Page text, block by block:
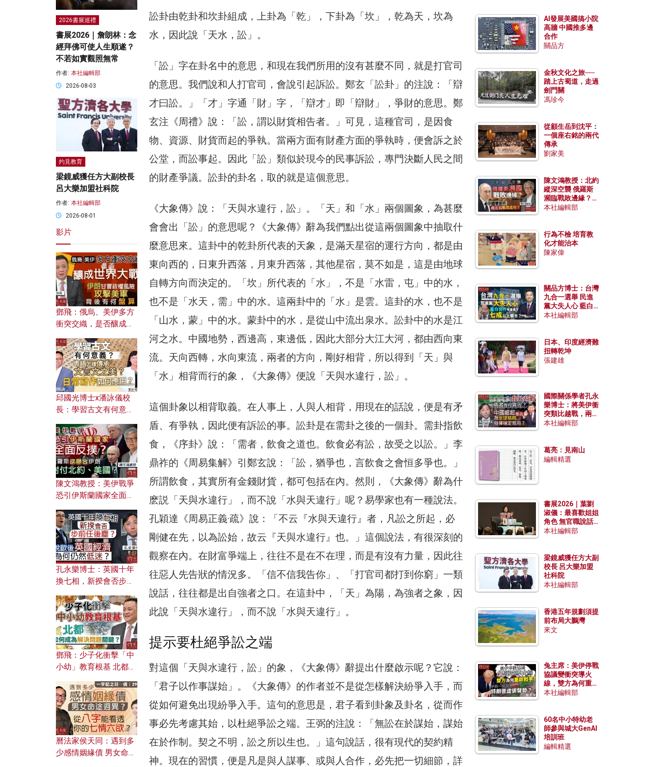
訟卦由乾卦和坎卦組成，上卦為「乾」，下卦為「坎」，乾為天，坎為
水，因此說「天水，訟」。
「訟」字在卦名中的意思，和現在我們所用的沒有甚麼不同，就是打官司
的意思。我們說和人打官司，會說引起訴訟。鄭玄「訟卦」的注說：「辯
才曰訟。」「才」字通「財」字，「辯才」即「辯財」，爭財的意思。鄭
玄注《周禮》說：「訟，謂以財貨相告者。」可見，這種官司，是因食
物、資源、財貨而起的爭執。當兩方面有財產方面的爭執時，便會訴之於
公堂，而訟事起。因此「訟」類似於現今的民事訴訟，專門決斷人民之間
的財產爭議。訟卦的卦名，取的就是這個意思。
《大象傳》說：「天與水違行，訟」。「天」和「水」兩個圖象，為甚麼
會會出「訟」的意思呢？《大象傳》辭為我們點出從這兩個圖象中抽取什
麼意思來。這卦中的乾卦所代表的天象，是滿天星宿的運行方向，都是由
東向西的，日東升西落，月東升西落，其他星宿，莫不如是，這是由地球
自轉方向而決定的。「坎」所代表的「水」，不是「水雷，屯」中的水，
也不是「水天，需」中的水。這兩卦中的「水」是雲。這卦的水，也不是
「山水，蒙」中的水。蒙卦中的水，是從山中流出泉水。訟卦中的水是江
河之水。中國地勢，西邊高，東邊低，因此大部分大江大河，都由西向東
流。天向西轉，水向東流，兩者的方向，剛好相背，所以得到「天」與
「水」相背而行的象，《大象傳》便說「天與水違行，訟」。
這個卦象以相背取義。在人事上，人與人相背，用現在的話說，便是有矛
盾、有爭執，因此便有訴訟的事。訟卦是在需卦之後的一個卦。需卦指飲
食，《序卦》說：「需者，飲食之道也。飲食必有訟，故受之以訟。」李
鼎祚的《周易集解》引鄭玄說：「訟，猶爭也，言飲食之會恒多爭也。」
所謂飲食，其實所有金錢財貨，都可包括在內。然則，《大象傳》辭為什
麽説「天與水違行」，而不說「水與天違行」呢？易學家也有一種說法。
孔穎達《周易正義·疏》說：「不云『水與天違行』者，凡訟之所起，必
剛健在先，以為訟始，故云『天與水違行』也。」這個說法，有很深刻的
觀察在內。在財富爭端上，往往不是在不在理，而是有沒有力量，因此往
往惡人先告狀的情況多。「信不信我告你」、「打官司都打到你窮」一類
說話，往往都是出自強者之口。在這卦中，「天」為陽，為強者之象，因
此說「天與水違行」，而不說「水與天違行」。
提示要杜絕爭訟之端
對這個「天與水違行，訟」的象，《大象傳》辭提出什麼啟示呢？它說：
「君子以作事謀始」。《大象傳》的作者並不是從怎樣解決紛爭入手，而
從如何避免出現紛爭入手。這句的意思是，君子看到卦象及卦名，從而作
事必先考慮其始，以杜絕爭訟之端。王弼的注說：「無訟在於謀始，謀始
在於作制。契之不明，訟之所以生也。」這句說話，很有現代的契約精
神。現在的習慣，便是凡是與人謀事、或與人合作，必先把一切細節，詳
2026書展巡禮
書展2026｜詹朗林：念
經拜佛可使人生順遂？
不若如實觀照無常
作者: 本社編輯部
2026-08-03
灼見教育
梁鏡威獲任方大副校長
呂大樂加盟社科院
作者: 本社編輯部
2026-08-01
影片
鄧飛：俄烏、美伊多方
衝突交織，是否釀成世
風險攻擊美軍，背後有
何盤算？
邱國光博士x潘詠儀校
長：學習古文有何意
文之美？ 日常寫作如何
應用？
陳文鴻教授：美伊戰爭
恐引伊斯蘭國家全面反
對付北約美國？
孔永樂博士：英國十年
換七相，新揆會否步前
濟為何仍然低迷？
鄧飛：少子化衝擊「中
小幼」教育根基 北都如
曆法家侯天同：遇到多
少感情姻緣債 男女命途
AI發展美國搞小院
高牆 中國推多邊
合作
關品方
金秋文化之旅──
踏上古蜀道，走過
劍門關
馮珍今
從顧生岳到沈平：
一個座右銘的兩代
傳承
劉家美
陳文鴻教授：北約
縱深空襲 俄羅斯
瀕臨戰敗邊緣？中
國零部件能左右戰
本社編輯部
行為不檢 培育教
化才能治本
陳家偉
關品方博士：台灣
九合一選舉 民進
黨大失人心 藍白
合作有望拿下七成
本社編輯部
日本、印度經濟難
扭轉乾坤
張建雄
國際關係學者孔永
樂博士：將美伊衝
突類比越戰，兩者
有何異同？中國崛
本社編輯部
葛亮：見南山
編輯精選
書展2026｜葉劉
淑儀：最喜歡姐姐
角色 無官職說話
包袱少
本社編輯部
梁鏡威獲任方大副
校長 呂大樂加盟
社科院
本社編輯部
香港五年規劃須提
前布局大鵬灣
來文
兔主席：美伊停戰
協議變衝突導火
線，雙方為何重啟
戰爭？伊朗一早洞
本社編輯部
60名中小特幼老
師參與城大GenAI
培訓班
編輯精選